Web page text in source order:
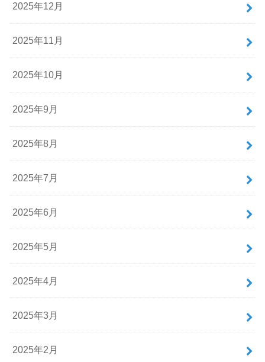
2025年12月
2025年11月
2025年10月
2025年9月
2025年8月
2025年7月
2025年6月
2025年5月
2025年4月
2025年3月
2025年2月